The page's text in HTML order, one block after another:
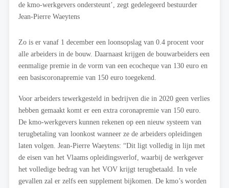
de kmo-werkgevers ondersteunt’, zegt gedelegeerd bestuurder
Jean-Pierre Waeytens
Zo is er vanaf 1 december een loonsopslag van 0.4 procent voor
alle arbeiders in de bouw. Daarnaast krijgen de bouwarbeiders een
eenmalige premie in de vorm van een ecocheque van 130 euro en
een basiscoronapremie van 150 euro toegekend.
Voor arbeiders tewerkgesteld in bedrijven die in 2020 geen verlies
hebben gemaakt komt er een extra coronapremie van 150 euro.
De kmo-werkgevers kunnen rekenen op een nieuw systeem van
terugbetaling van loonkost wanneer ze de arbeiders opleidingen
laten volgen. Jean-Pierre Waeytens: “Dit ligt volledig in lijn met
de eisen van het Vlaams opleidingsverlof, waarbij de werkgever
het volledige bedrag van het VOV krijgt terugbetaald. In vele
gevallen zal er zelfs een supplement bijkomen. De kmo’s worden